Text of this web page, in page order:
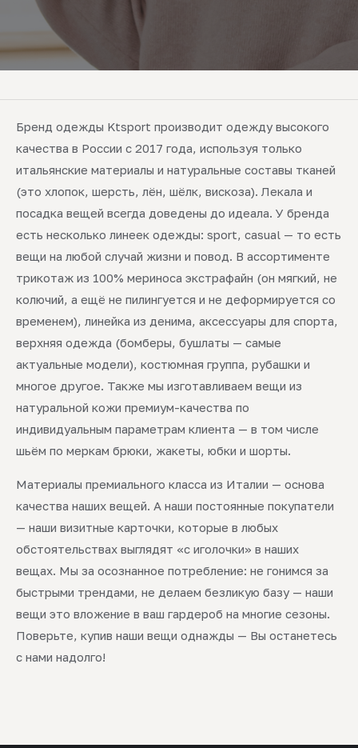
Бренд одежды Ktsport производит одежду высокого
качества в России с 2017 года, используя только
итальянские материалы и натуральные составы тканей
(это хлопок, шерсть, лён, шёлк, вискоза). Лекала и
посадка вещей всегда доведены до идеала. У бренда
есть несколько линеек одежды: sport, casual — то есть
вещи на любой случай жизни и повод. В ассортименте
трикотаж из 100% мериноса экстрафайн (он мягкий, не
колючий, а ещё не пилингуется и не деформируется со
временем), линейка из денима, аксессуары для спорта,
верхняя одежда (бомберы, бушлаты — самые
актуальные модели), костюмная группа, рубашки и
многое другое. Также мы изготавливаем вещи из
натуральной кожи премиум-качества по
индивидуальным параметрам клиента — в том числе
шьём по меркам брюки, жакеты, юбки и шорты.
Материалы премиального класса из Италии — основа
качества наших вещей. А наши постоянные покупатели
— наши визитные карточки, которые в любых
обстоятельствах выглядят «с иголочки» в наших
вещах. Мы за осознанное потребление: не гонимся за
быстрыми трендами, не делаем безликую базу — наши
вещи это вложение в ваш гардероб на многие сезоны.
Поверьте, купив наши вещи однажды — Вы останетесь
с нами надолго!